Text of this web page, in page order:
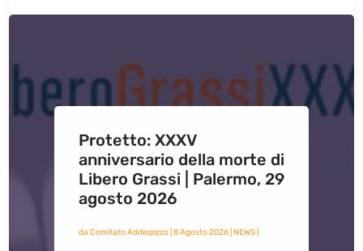
Protetto: XXXV
anniversario della morte di
Libero Grassi | Palermo, 29
agosto 2026
da Comitato Addiopizzo| 8 Agosto 2026| NEWS|